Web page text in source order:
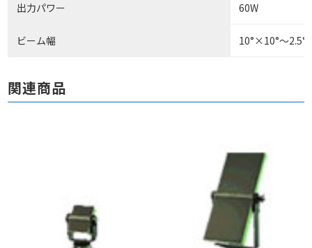
出力パワー 60W
ビーム幅 10°×10°～
関連商品